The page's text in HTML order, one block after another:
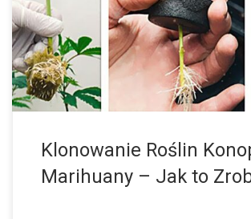
swoje ogródki przy pomocy odnóżek, czyli
rezygnując z nasion. Nie dość, […]
Klonowanie Roślin
Marihuany – Jak to